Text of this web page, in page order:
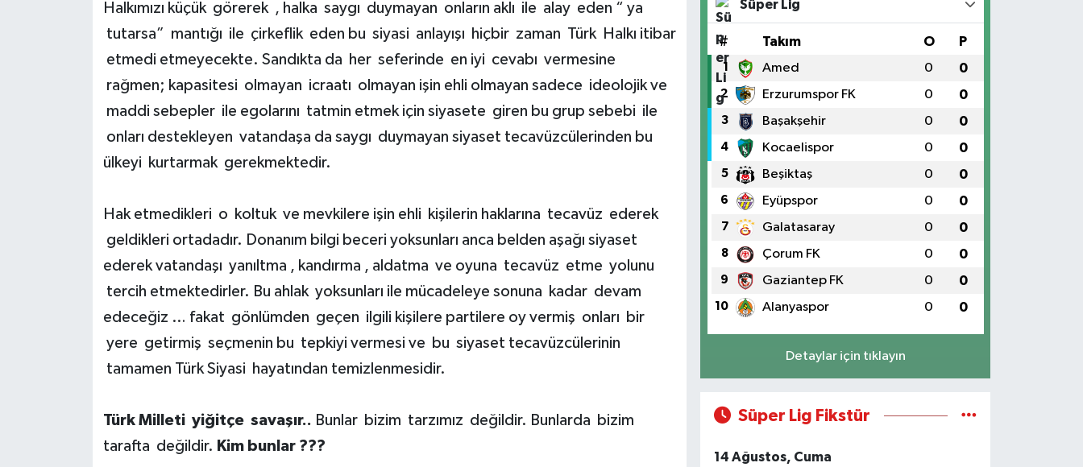
Halkımızı küçük görerek , halka saygı duymayan onların aklı ile alay eden “ ya
tutarsa” mantığı ile çirkeflik eden bu siyasi anlayışı hiçbir zaman Türk Halkı itibar
etmedi etmeyecekte. Sandıkta da her seferinde en iyi cevabı vermesine
rağmen; kapasitesi olmayan icraatı olmayan işin ehli olmayan sadece ideolojik ve
maddi sebepler ile egolarını tatmin etmek için siyasete giren bu grup sebebi ile
onları destekleyen vatandaşa da saygı duymayan siyaset tecavüzcülerinden bu
ülkeyi kurtarmak gerekmektedir.
Hak etmedikleri o koltuk ve mevkilere işin ehli kişilerin haklarına tecavüz ederek
geldikleri ortadadır. Donanım bilgi beceri yoksunları anca belden aşağı siyaset
ederek vatandaşı yanıltma , kandırma , aldatma ve oyuna tecavüz etme yolunu
tercih etmektedirler. Bu ahlak yoksunları ile mücadeleye sonuna kadar devam
edeceğiz … fakat gönlümden geçen ilgili kişilere partilere oy vermiş onları bir
yere getirmiş seçmenin bu tepkiyi vermesi ve bu siyaset tecavüzcülerinin
tamamen Türk Siyasi hayatından temizlenmesidir.
Türk Milleti yiğitçe savaşır.. Bunlar bizim tarzımız değildir. Bunlarda bizim
tarafta değildir. Kim bunlar ???
Süper Lig
# Takım O P
1 Amed 0 0
2 Erzurumspor FK 0 0
3 Başakşehir 0 0
4 Kocaelispor 0 0
5 Beşiktaş 0 0
6 Eyüpspor 0 0
7 Galatasaray 0 0
8 Çorum FK 0 0
9 Gaziantep FK 0 0
10 Alanyaspor 0 0
Detaylar için tıklayın
Süper Lig Fikstür
14 Ağustos, Cuma